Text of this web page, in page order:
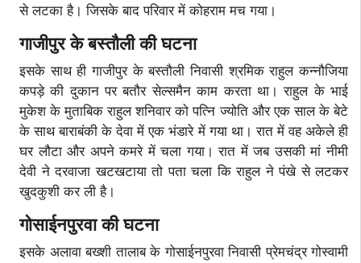
से लटका है। जिसके बाद परिवार में कोहराम मच गया।
गाजीपुर के बस्तौली की घटना
इसके साथ ही गाजीपुर के बस्तौली निवासी श्रमिक राहुल कन्नौजिया
कपड़े की दुकान पर बतौर सेल्समैन काम करता था। राहुल के भाई
मुकेश के मुताबिक राहुल शनिवार को पत्नि ज्योति और एक साल के बेटे
के साथ बाराबंकी के देवा में एक भंडारे में गया था। रात में वह अकेले ही
घर लौटा और अपने कमरे में चला गया। रात में जब उसकी मां नीमी
देवी ने दरवाजा खटखटाया तो पता चला कि राहुल ने पंखे से लटकर
खुदकुशी कर ली है।
गोसाईनपुरवा की घटना
इसके अलावा बख्शी तालाब के गोसाईनपुरवा निवासी प्रेमचंद्र गोस्वामी